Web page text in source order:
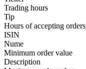
Trading hours
Tip
Hours of accepting orders
ISIN
Nume
Minimum order value
Description